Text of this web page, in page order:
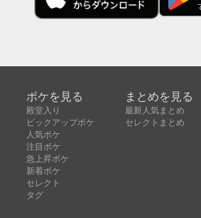
ボケを見る
殿堂入り
ピックアップボケ
人気ボケ
注目ボケ
急上昇ボケ
新着ボケ
セレクト
タグ
まとめを見る
最新人気まとめ
セレクトまとめ